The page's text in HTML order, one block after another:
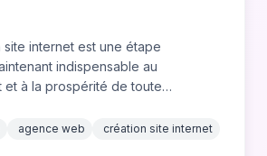
site internet est une étape
indispensable au
à la prospérité de toute
agence web création site internet